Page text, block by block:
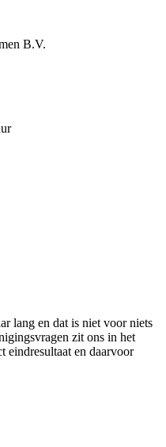
B.V.
lang en dat is niet voor niets
zit ons in het
eindresultaat en daarvoor